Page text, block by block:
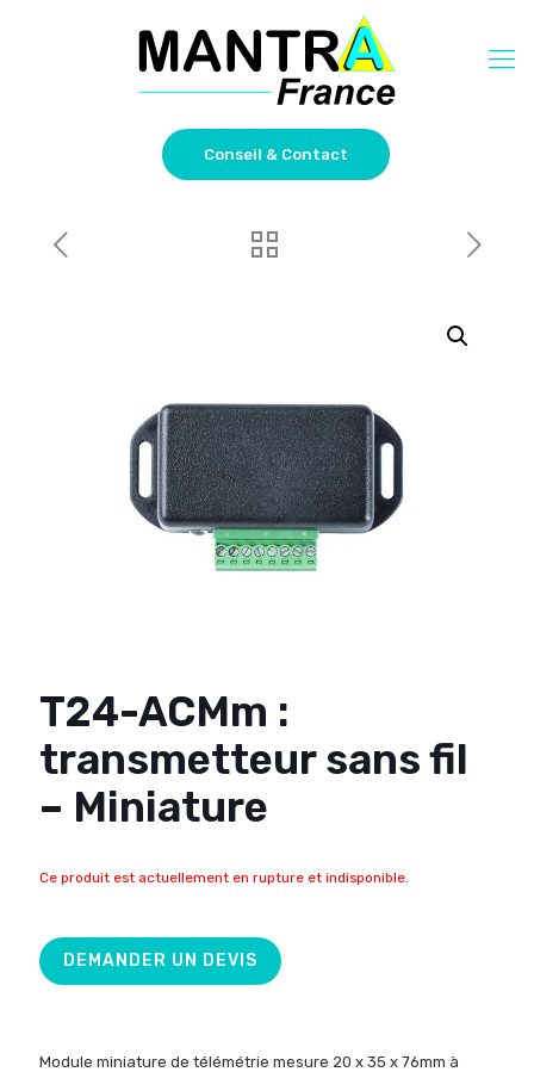
Conseil & Contact
T24-ACMm :
transmetteur sans fil
– Miniature
Ce produit est actuellement en rupture et indisponible.
DEMANDER UN DEVIS
Module miniature de télémétrie mesure 20 x 35 x 76mm à